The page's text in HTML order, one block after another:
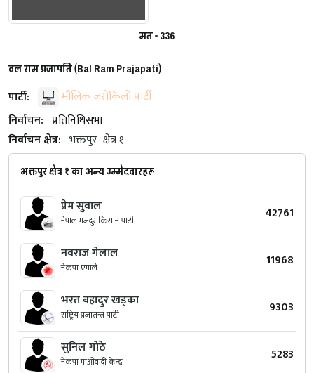
मत - 336
वल राम प्रजापति (Bal Ram Prajapati)
पार्टी:
मौलिक जरोकिलो पार्टी
निर्वाचन: प्रतिनिधिसभा
निर्वाचन क्षेत्र: भक्तपुर क्षेत्र १
भक्तपुर क्षेत्र १ का अन्य उम्मेदवारहरू
प्रेम सुवाल
नेपाल मजदुर किसान पार्टी 42761
नवराज गेलाल
नेकपा एमाले 11968
भरत बहादुर खड्का
राष्ट्रिय प्रजातन्त्र पार्टी 9303
सुनिल गोठे
नेकपा माओवादी केन्द्र 5283